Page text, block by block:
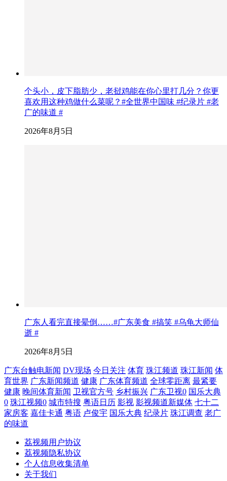
个头小，皮下脂肪少，老挝鸡能在你心里打几分？你更
喜欢用这种鸡做什么菜呢？#全世界中国味 #纪录片 #老
广的味道 #
2026年8月5日
广东人看完直接晕倒……#广东美食 #搞笑 #乌龟大师仙
逝 #
2026年8月5日
广东台触电新闻 DV现场 今日关注 体育 珠江频道 珠江新闻 体
育世界 广东新闻频道 健康 广东体育频道 全球零距离 最紧要
健康 晚间体育新闻 卫视官方号 乡村振兴 广东卫视0 国乐大典
0 珠江视频0 城市特搜 粤语日历 影视 影视频道新媒体 七十二
家房客 嘉佳卡通 粤语 卢俊宇 国乐大典 纪录片 珠江调查 老广
的味道
荔视频用户协议
荔视频隐私协议
个人信息收集清单
关于我们